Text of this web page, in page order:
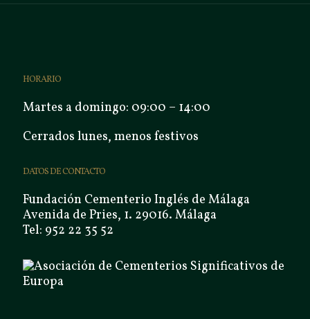
HORARIO
Martes a domingo: 09:00 – 14:00
Cerrados lunes, menos festivos
DATOS DE CONTACTO
Fundación Cementerio Inglés de Málaga
Avenida de Pries, 1. 29016. Málaga
Tel: 952 22 35 52